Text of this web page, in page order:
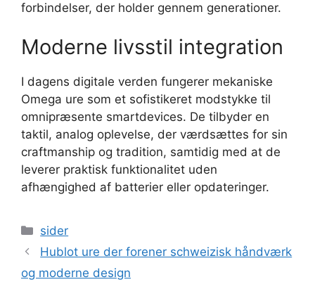
forbindelser, der holder gennem generationer.
Moderne livsstil integration
I dagens digitale verden fungerer mekaniske
Omega ure som et sofistikeret modstykke til
omnipræsente smartdevices. De tilbyder en
taktil, analog oplevelse, der værdsættes for sin
craftmanship og tradition, samtidig med at de
leverer praktisk funktionalitet uden
afhængighed af batterier eller opdateringer.
Kategorier
sider
Hublot ure der forener schweizisk håndværk
og moderne design